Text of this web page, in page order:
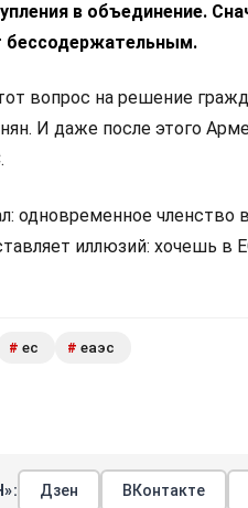
в объединение.
бессодержательным.
вопрос на решение
И даже после этого
одновременное
иллюзий: хочешь в
# ес # еаэс
Дзен ВКонтакте